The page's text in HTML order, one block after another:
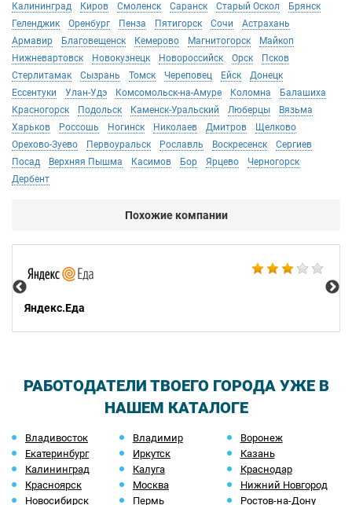
Калининград
Киров Смоленск Саранск Старый Оскол
Брянск
Геленджик
Оренбург Пенза Пятигорск Сочи
Астрахань
Армавир
Благовещенск Кемерово Магнитогорск
Майкоп
Нижневартовск
Новокузнецк Новороссийск Орск
Псков
Стерлитамак
Сызрань Томск Череповец Ейск
Донецк
Ессентуки
Улан-Удэ Комсомольск-на-Амуре Коломна
Балашиха
Красногорск
Подольск Каменск-Уральский Люберцы
Вязьма
Харьков
Россошь Ногинск Николаев Дмитров
Щелково
Орехово-Зуево
Первоуральск Рославль Воскресенск
Сергиев
Посад
Верхняя Пышма Касимов Бор Ярцево
Черногорск
Дербент
Похожие компании
Яндекс.Еда
РАБОТОДАТЕЛИ ТВОЕГО ГОРОДА УЖЕ В
НАШЕМ КАТАЛОГЕ
Владивосток Владимир
Воронеж
Екатеринбург
Иркутск
Казань
Калининград
Калуга
Краснодар
Красноярск
Москва
Нижний Новгород
Новосибирск
Пермь Ростов-на-Дону